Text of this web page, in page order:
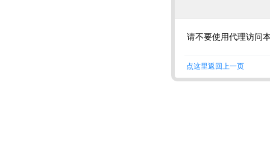
请不要使用代理访问
点这里返回上一页